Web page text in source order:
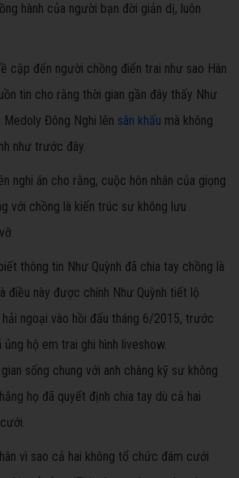
hành của người bạn đời giản dị, luôn
cập đến người chồng điển trai như sao Hàn
tin cho rằng thời gian gần đây thấy Như
Medoly Đông Nghi lên sân khấu mà không
như trước đây.
nghi án cho rằng, cuộc hôn nhân của giọng
với chồng là kiến trúc sư không lưu
thông tin Như Quỳnh đã chia tay chồng là
điều này được chính Như Quỳnh tiết lộ
ngoại vào hồi đấu tháng 6/2015, trước
hộ em trai ghi hình liveshow.
sống chung với anh chàng kỹ sư không
họ đã quyết định chia tay dù cả hai
vì sao cả hai không tổ chức đám cưới